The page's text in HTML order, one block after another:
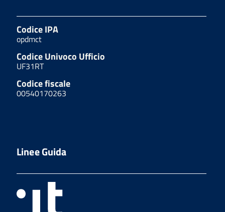
Codice IPA
opdmct
Codice Univoco Ufficio
UF31RT
Codice fiscale
00540170263
Linee Guida